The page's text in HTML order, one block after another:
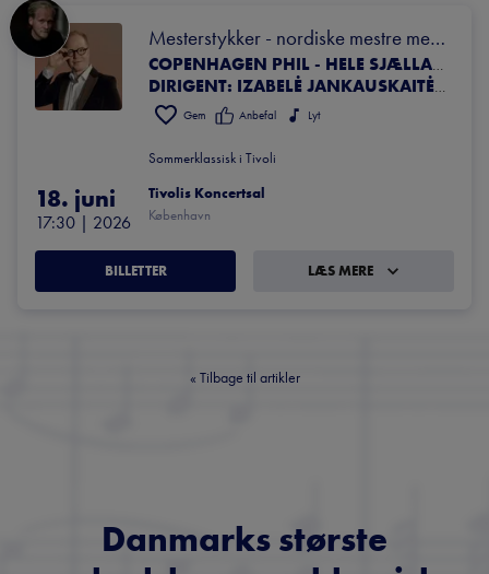
Mesterstykker - nordiske mestre med
Mathias Hammer
COPENHAGEN PHIL - HELE SJÆLLANDS SYMFONIORKESTER
DIRIGENT: IZABELĖ JANKAUSKAITĖ VÆRT: MATHIAS HAMMER SOLIST: SELMA TEILMAN, VIOLIN
Gem Anbefal Lyt
Sommerklassisk i Tivoli
18. juni
17:30 | 2026
Tivolis Koncertsal
København
BILLETTER LÆS MERE
« Tilbage til artikler
Danmarks største